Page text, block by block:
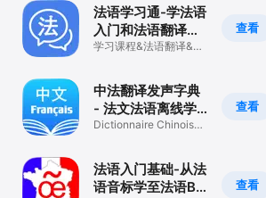
查看
法语学习通-学法语
入门和法语翻译词
典
学习课程&法语翻译&法
查看
中法翻译发声字典
- 法文法语离线学
习词典 - 旅游商务
Dictionnaire Chinois
查看
法语入门基础-从法
语音标学至法语B1